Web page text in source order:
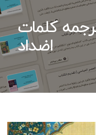
کلمات
اضداد